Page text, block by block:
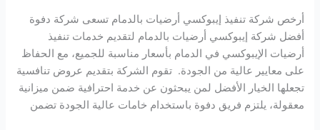
أرخص شركة تنفيذ إيبوكسي أرضيات بالدمام تسعى شركة دفوة
أفضل شركة إيبوكسي أرضيات بالدمام لتقديم خدمات تنفيذ
أرضيات الإيبوكسي في الدمام بأسعار مناسبة للجميع، مع الحفاظ
على معايير عالية من الجودة. تقوم الشركة بتقديم عروض تنافسية
تجعلها الخيار الأفضل لمن يبحثون عن خدمة احترافية ضمن ميزانية
معقولة، يلتزم فريق دفوة باستخدام خامات عالية الجودة تضمن